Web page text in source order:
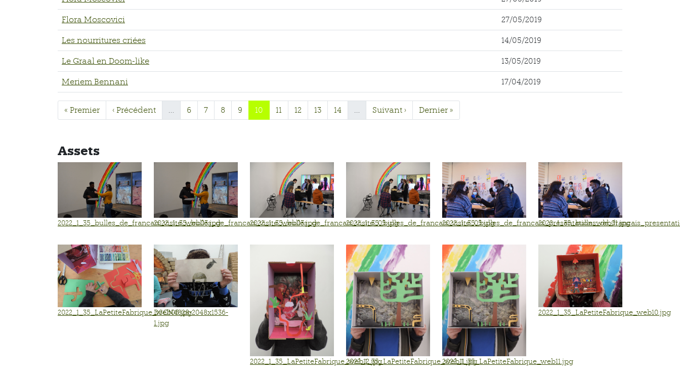
Flora Moscovici 27/05/2019
Les nourritures criées 14/05/2019
Le Graal en Doom-like 13/05/2019
Meriem Bennani 17/04/2019
« Premier ‹ Précédent … 6 7 8 9 10 11 12 13 14 … Suivant › Dernier »
Assets
2022_1_35_bulles_de_francais_visite_web03.jpg2022_1_35_bulles_de_francais_visite_web03.jpg2022_1_35_bulles_de_francais_visite_05.jpg2022_1_35_bulles_de_francais_visite_05.jpg2022_1_35_bulles_de_francais_presentation_web01.jpg
2022_1_35_LaPetiteFabrique_web05.jpgDSCN4828-2048x1536-
1.jpg
2022_1_35_LaPetiteFabrique_web12.jpg2022_1_35_LaPetiteFabrique_web11.jpg2022_1_35_LaPetiteFabrique_web11.jpg
2022_1_35_LaPetiteFabrique_web10.jpg